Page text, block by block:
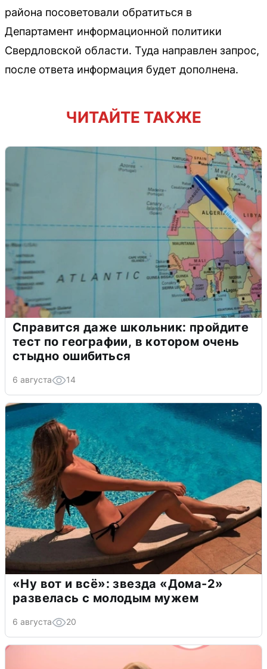
района посоветовали обратиться в
Департамент информационной политики
Свердловской области. Туда направлен запрос,
после ответа информация будет дополнена.
ЧИТАЙТЕ ТАКЖЕ
Справится даже школьник: пройдите
тест по географии, в котором очень
стыдно ошибиться
6 августа 14
«Ну вот и всё»: звезда «Дома-2»
развелась с молодым мужем
6 августа 20